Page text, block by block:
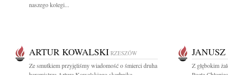
naszego kolegi...
ARTUR KOWALSKI RZESZÓW
Ze smutkiem przyjęliśmy wiadomość o śmierci druha
Z głębokim